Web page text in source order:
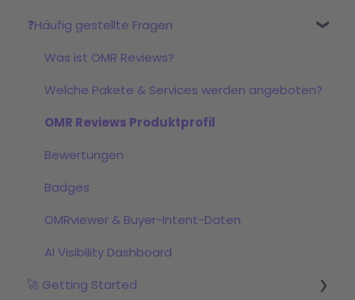
❓Häufig gestellte Fragen
Was ist OMR Reviews?
Welche Pakete & Services werden angeboten?
OMR Reviews Produktprofil
Bewertungen
Badges
OMRviewer & Buyer-Intent-Daten
AI Visibility Dashboard
🚀 Getting Started